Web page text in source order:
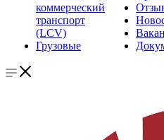
коммерческий
транспорт
(LCV)
Грузовые